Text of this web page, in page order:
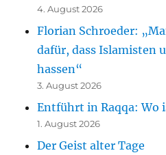
4. August 2026
Florian Schroeder:
dafür, dass Islamisten
hassen“
3. August 2026
Entführt in Raqqa: Wo
1. August 2026
Der Geist alter Tage